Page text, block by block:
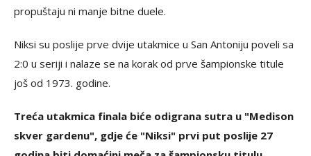
propuštaju ni manje bitne duele.
Niksi su poslije prve dvije utakmice u San Antoniju poveli sa
2:0 u seriji i nalaze se na korak od prve šampionske titule
još od 1973. godine.
Treća utakmica finala biće odigrana sutra u "Medison
skver gardenu", gdje će "Niksi" prvi put poslije 27